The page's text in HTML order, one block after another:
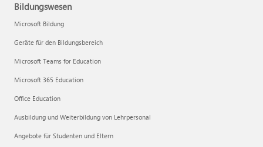
Bildungswesen
Microsoft Bildung
Geräte für den Bildungsbereich
Microsoft Teams for Education
Microsoft 365 Education
Office Education
Ausbildung und Weiterbildung von Lehrpersonal
Angebote für Studenten und Eltern